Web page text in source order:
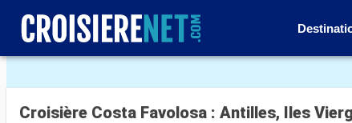
Voir les 36 autres photos
Croisière Costa Favolosa : Antilles, Iles